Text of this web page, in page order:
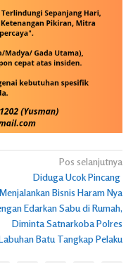
Pos selanjutnya
Diduga Ucok Pincang
Menjalankan Bisnis Haram Nya
Edarkan Sabu di Rumah,
Diminta Satnarkoba Polres
Batu Tangkap Pelaku